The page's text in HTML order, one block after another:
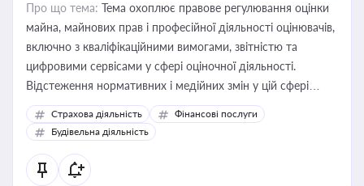
Про що тема: Тема охоплює правове регулювання оцінки
майна, майнових прав і професійної діяльності оцінювачів,
включно з кваліфікаційними вимогами, звітністю та
цифровими сервісами у сфері оціночної діяльності.
Відстеження нормативних і медійних змін у цій сфері
корисне для власника бізнесу, керівника, юриста або
бухгалтера під час оподаткування, приватизації, оренди
державного майна, корпоративних угод і перевірки
статусу суб'єктів оціночної діяльності
Страхова діяльність
Фінансові послуги
Будівельна діяльність